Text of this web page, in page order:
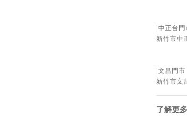
|中正台門
新竹市中
|文昌門市
新竹市文
了解更多